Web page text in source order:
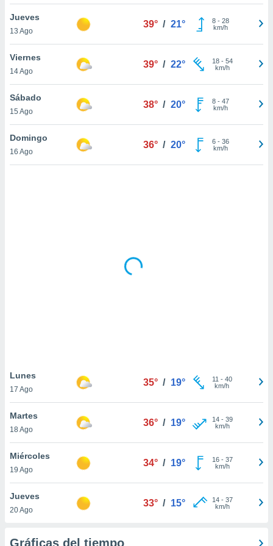
sitio
En
sean
el sitio
ni para
o
similares
como
sitio
de
traten tus
en
interés
su
Jueves
13 Ago
39° / 21° 8- 28
km/h
Viernes
14 Ago
39° / 22° 18- 54
km/h
Sábado
15 Ago
38° / 20° 8- 47
km/h
Domingo
16 Ago
36° / 20° 6- 36
km/h
Lunes
17 Ago
35° / 19° 11 - 40
km/h
Martes
18 Ago
36° / 19° 14- 39
km/h
Miércoles
19 Ago
34° / 19° 16- 37
km/h
Jueves
20 Ago
33° / 15° 14- 37
km/h
Gráficas del tiempo